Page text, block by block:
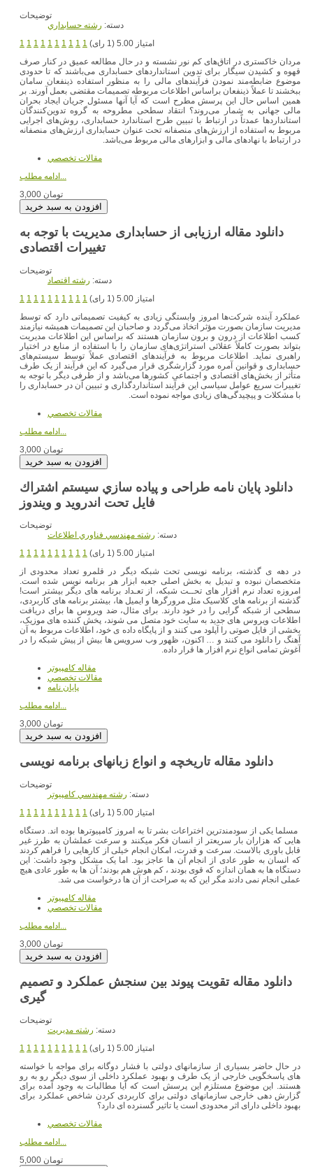
توضیحات
دسته: رشته حسابداري
1 1 1 1 1 1 1 1 1 1
امتیاز 5.00 (1 رای)
مردان خاکستری در اتاق‌های کم نور نشسته‌ و در حال مطالعه عمیق در کنار صرف
قهوه و کشیدن سیگار برای تدوین استانداردهای حسابداری می‌باشند که تا حدودی
موضوع ضابطه‌مند نمودن فرآیندهای مالی را به منظور استفاده ذینفعان سامان
ببخشند تا عملاً ذینفعان براساس اطلاعات مربوطه تصمیمات مقتضی بعمل آورند. بر
همین اساس حال این پرسش مطرح است که آیا آنها مسئول جریان ایجاد بحران
مالی جهانی به شمار می‌روند؟ انتقاد سطحی مطروحه به گروه تدوین‌کنندگان
استانداردها عمدتاً در ارتباط با تبیین طرح استاندارد حسابداری، روش‌های اجرایی
مربوط به استفاده از ارزش‌های منصفانه تحت عنوان حسابداری ارزش‌های منصفانه
در ارتباط با نهادهای مالی و ابزارهای مالی مربوط می‌باشد.
مقالات تخصصي
3,000 تومان
دانلود مقاله ارزیابی از حسابداری مدیریت با توجه به
تغییرات اقتصادی
توضیحات
دسته: رشته اقتصاد
1 1 1 1 1 1 1 1 1 1
امتیاز 5.00 (1 رای)
عملکرد آینده شرکت‌ها امروز وابستگی زیادی به کیفیت تصمیماتی دارد که توسط
مدیریت سازمان بصورت مؤثر اتخاذ می‌گردد و صاحبان این تصمیمات همیشه نیازمند
کسب اطلاعات از درون و برون سازمان هستند که براساس این اطلاعات مدیریت
بتواند بصورت کاملاً عقلائی استراتژی‌های سازمان را با استفاده از منابع در اختیار
راهبری نماید. اطلاعات مربوط به فرآیندهای اقتصادی عملاً توسط سیستم‌های
حسابداری و قوانین آمره مورد گزارشگری قرار می‌گیرد که این فرآیند از یک طرف
متأثر از بخش‌های اقتصادی و اجتماعی کشورها می‌باشد و از طرفی دیگر با توجه به
تغییرات سریع عوامل سیاسی این فرآیند استانداردگذاری و تبیین آن در حسابداری را
با مشکلات و پیچیدگی‌های زیادی مواجه نموده است.
مقالات تخصصي
3,000 تومان
دانلود پایان نامه طراحی و پیاده سازي سیستم اشتراك
فایل تحت اندروید و ویندوز
توضیحات
دسته: رشته مهندسي فناوري اطلاعات
1 1 1 1 1 1 1 1 1 1
امتیاز 5.00 (1 رای)
در دهه ی گذشته، برنامه نویسی تحت شبکه دیگر در قلمرو تعداد محدودی از
متخصصان نبوده و تبدیل به بخش اصلی جعبه ابزار هر برنامه نویس شده است.
امروزه تعداد نرم افزار های تحــت شبکه، از تعـداد برنامه های دیگر بیشتر است!
گذشته از برنامه های کلاسیک مثل مرورگرها و ایمیل ها، بیشتر برنامه های کاربردی،
سطحی از شبکه گرایی را در خود دارند. برای مثال، ضد ویروس ها برای دریافت
اطلاعات ویروس های جدید به سایت خود متصل می شوند، پخش کننده های موزیک،
بخشی از فایل صوتی را آپلود می کنند و از پایگاه داده ی خود، اطلاعات مربوط به آن
آهنگ را دانلود می کنند و … اکنون، ظهور وب سرویس ها بیش از پیش شبکه را در
آغوش تمامی انواع نرم افزار ها قرار داده.
مقاله کامپیوتر
مقالات تخصصي
پایان نامه
ادامه مطلب...
3,000 تومان
دانلود مقاله تاریخچه و انواع زبانهای برنامه نویسی
توضیحات
دسته: رشته مهندسي کامپيوتر
1 1 1 1 1 1 1 1 1 1
امتیاز 5.00 (1 رای)
مسلما یکی از سودمندترین اختراعات بشر تا به امروز کامپیوترها بوده اند. دستگاه
هایی که هزاران بار سریعتر از انسان فکر میکنند و سرعت عملشان به طرز غیر
قابل باوری بالاست. سرعت و قدرت، امکان انجام خیلی از کارهایی را فراهم کردند
که انسان به طور عادی از انجام آن ها عاجز بود. اما یک مشکل وجود داشت: این
دستگاه ها به همان اندازه که قوی بودند ، کم هوش هم بودند؛ آن ها به طور عادی هیچ
عملی انجام نمی دادند مگر این که به صراحت از آن ها درخواست می شد.
مقاله کامپیوتر
مقالات تخصصي
ادامه مطلب...
3,000 تومان
دانلود مقاله تقویت پیوند بین سنجش عملکرد و تصمیم
گیری
توضیحات
دسته: رشته مديريت
1 1 1 1 1 1 1 1 1 1
امتیاز 5.00 (1 رای)
در حال حاضر بسیاری از سازمانهای دولتی با فشار دوگانه برای مواجه با خواسته
های پاسخگویی خارجی از یک طرف و بهبود عملکرد داخلی از سوی دیگر رو به رو
هستند. این موضوع مستلزم این پرسش است که آیا مطالبات به وجود آمده برای
گزارش دهی خارجی سازمانهای دولتی برای کاربردی کردن شاخص عملکرد برای
بهبود داخلی دارای اثر محدودی است یا تاثیر گسنرده ای دارد؟
مقالات تخصصي
ادامه مطلب...
5,000 تومان